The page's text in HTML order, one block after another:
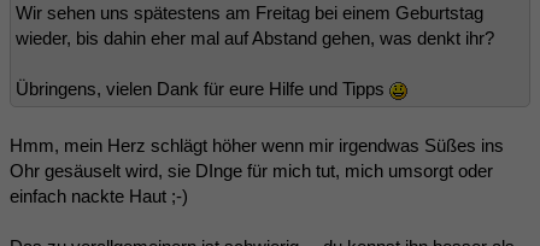
Wir sehen uns spätestens am Freitag bei einem Geburtstag
wieder, bis dahin eher mal auf Abstand gehen, was denkt ihr?
Übringens, vielen Dank für eure Hilfe und Tipps
Hmm, mein Herz schlägt höher wenn mir irgendwas Süßes ins
Ohr gesäuselt wird, sie DInge für mich tut, mich umsorgt oder
einfach nackte Haut ;-)